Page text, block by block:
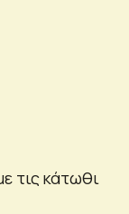
τις κάτωθι